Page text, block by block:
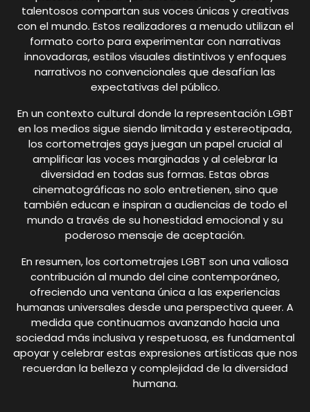
talentosos compartan sus voces únicas y creativas
con el mundo. Estos realizadores a menudo utilizan el
formato corto para experimentar con narrativas
innovadoras, estilos visuales distintivos y enfoques
narrativos no convencionales que desafían las
expectativas del público.
En un contexto cultural donde la representación LGBT
en los medios sigue siendo limitada y estereotipada,
los cortometrajes gays juegan un papel crucial al
amplificar las voces marginadas y al celebrar la
diversidad en todas sus formas. Estas obras
cinematográficas no solo entretienen, sino que
también educan e inspiran a audiencias de todo el
mundo a través de su honestidad emocional y su
poderoso mensaje de aceptación.
En resumen, los cortometrajes LGBT son una valiosa
contribución al mundo del cine contemporáneo,
ofreciendo una ventana única a las experiencias
humanas universales desde una perspectiva queer. A
medida que continuamos avanzando hacia una
sociedad más inclusiva y respetuosa, es fundamental
apoyar y celebrar estas expresiones artísticas que nos
recuerdan la belleza y complejidad de la diversidad
humana.